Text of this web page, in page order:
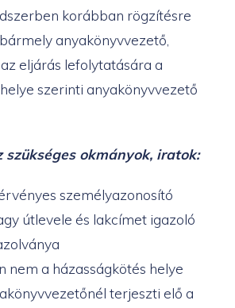
korábban rögzítésre
anyakönyvvezető,
eljárás lefolytatására a
szerinti anyakönyvvezető
szükséges okmányok, iratok:
személyazonosító
útlevele és lakcímet igazoló
nem a házasságkötés helye
terjeszti elő a